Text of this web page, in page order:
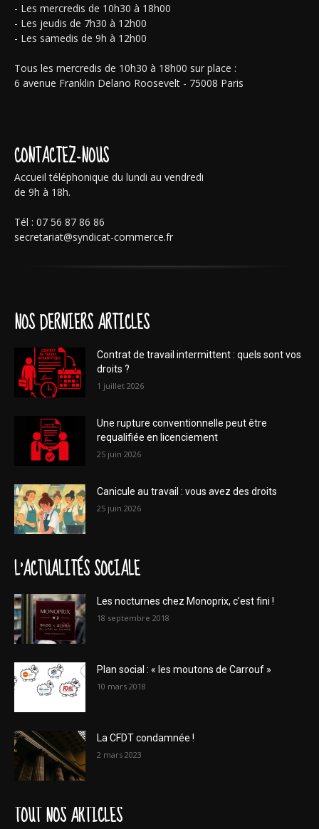
- Les mercredis de 10h30 à 18h00
- Les jeudis de 7h30 à 12h00
- Les samedis de 9h à 12h00
Tous les mercredis de 10h30 à 18h00 sur place :
6 avenue Franklin Delano Roosevelt - 75008 Paris
CONTACTEZ-NOUS
Accueil téléphonique du lundi au vendredi
de 9h à 18h.
Tél : 07 56 87 86 86
secretariat@syndicat-commerce.fr
NOS DERNIERS ARTICLES
Contrat de travail intermittent : quels sont vos
droits ?
1 juillet 2026
Une rupture conventionnelle peut être
requalifiée en licenciement
25 juin 2026
Canicule au travail : vous avez des droits
25 juin 2026
L'ACTUALITÉS SOCIALE
Les nocturnes chez Monoprix, c’est fini !
18 septembre 2018
Plan social : « les moutons de Carrouf »
10 mars 2018
La CFDT condamnée !
2 mars 2023
TOUT NOS ARTICLES